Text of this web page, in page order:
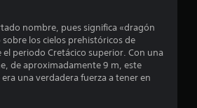
l
a
nombre, pues significa «dragón
los cielos prehistóricos de
periodo Cretácico superior. Con una
de aproximadamente 9 m, este
una verdadera fuerza a tener en